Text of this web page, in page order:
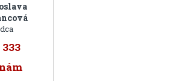
333